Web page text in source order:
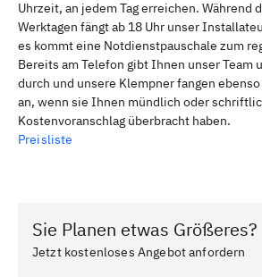
Uhrzeit, an jedem Tag erreichen. Während
Werktagen fängt ab 18 Uhr unser
es kommt eine Notdienstpauschale zum
Bereits am Telefon gibt Ihnen unser Team
durch und unsere Klempner fangen
an, wenn sie Ihnen mündlich oder
Kostenvoranschlag überbracht haben.
Preisliste
Sie Planen etwas Größeres?
Jetzt kostenloses Angebot anfordern